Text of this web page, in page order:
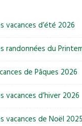
vacances d’été 2026
randonnées du
de Pâques 2026
vacances d’hiver 2026
vacances de Noël 2025